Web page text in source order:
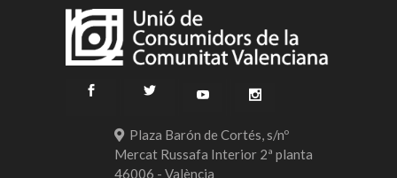
Plaza Barón de Cortés, s/nº
Mercat Russafa Interior 2ª planta
46006 - València